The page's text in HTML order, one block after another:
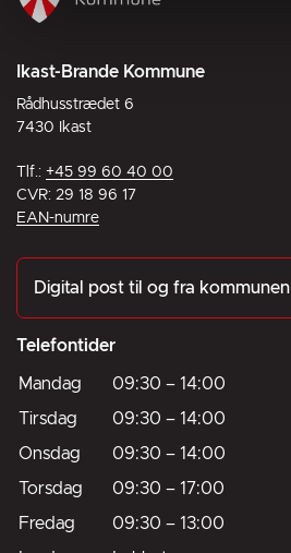
Ikast-Brande Kommune
Rådhusstrædet 6
7430 Ikast
Tlf.: +45 99 60 40 00
CVR: 29 18 96 17
EAN-numre
Digital post til og fra kommunen
Telefontider
Mandag 09:30 – 14:00
Tirsdag
09:30 – 14:00
Onsdag
09:30 – 14:00
Torsdag
09:30 – 17:00
Fredag
09:30 – 13:00